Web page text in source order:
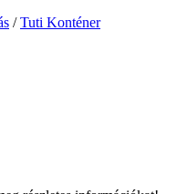
/Tuti Konténer